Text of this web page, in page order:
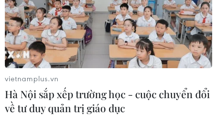
Các nhà phân tích dự báo trong tuần giao dịch tiếp theo
(18-22/11), VN-Index có thể sẽ tiếp tục điều chỉnh về vùng
hỗ trợ gần nhất trong khoảng 1.000-1.008 điểm và hồi
phục lên từ đây.
vietnamplus.vn
Hà Nội sắp xếp trường học - cuộc chuyển đổi
về tư duy quản trị giáo dục